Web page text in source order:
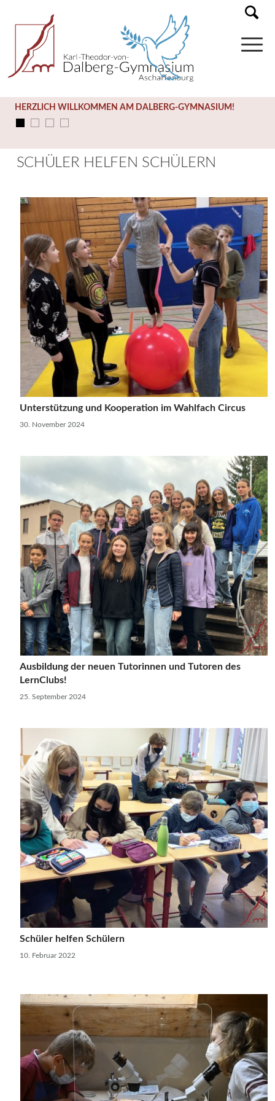
HERZLICH WILLKOMMEN AM DALBERG-GYMNASIUM!
SCHÜLER HELFEN SCHÜLERN
Unterstützung und Kooperation im Wahlfach Circus
30. November 2024
Ausbildung der neuen Tutorinnen und Tutoren des
LernClubs!
25. September 2024
Schüler helfen Schülern
10. Februar 2022